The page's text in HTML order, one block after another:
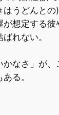
はうどんと
が想定する
れない。
かなさ」が、
る。